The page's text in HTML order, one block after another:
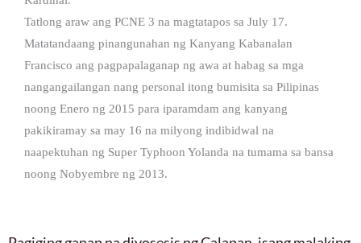
Tatlong araw ang PCNE 3 na magtatapos sa July 17.
Matatandaang pinangunahan ng Kanyang Kabanalan
Francisco ang pagpapalaganap ng awa at habag sa mga
nangangailangan nang personal itong bumisita sa Pilipinas
noong Enero ng 2015 para iparamdam ang kanyang
pakikiramay sa may 16 na milyong indibidwal na
naapektuhan ng Super Typhoon Yolanda na tumama sa bansa
noong Nobyembre ng 2013.